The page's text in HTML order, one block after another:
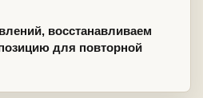
восстанавливаем
для повторной